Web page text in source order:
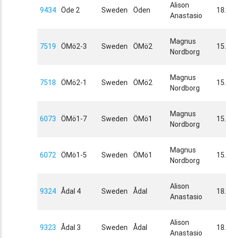
9434 Öde 2 Sweden Öden
Alison
Anastasio
7519 ÖMö2-3 Sweden ÖMö2
Magnus
Nordborg
7518 ÖMö2-1 Sweden ÖMö2
Magnus
Nordborg
6073 ÖMö1-7 Sweden ÖMö1
Magnus
Nordborg
6072 ÖMö1-5 Sweden ÖMö1
Magnus
Nordborg
9324 Ådal 4 Sweden Ådal
Alison
Anastasio
9323 Ådal 3 Sweden Ådal
Alison
Anastasio